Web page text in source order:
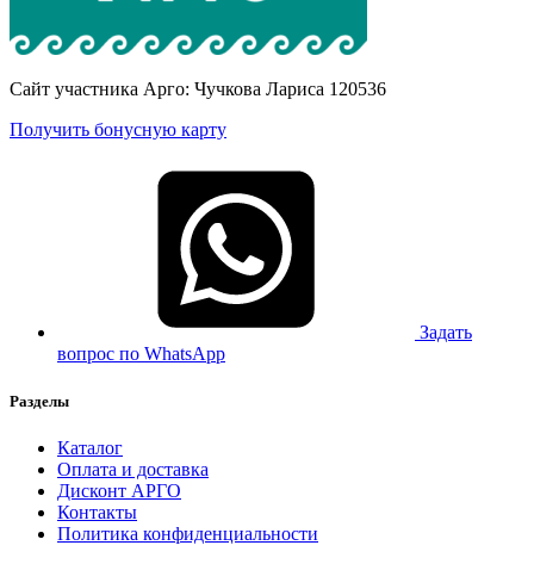
Сайт участника Арго: Чучкова Лариса 120536
Получить бонусную карту
Задать
вопрос по WhatsApp
Разделы
Каталог
Оплата и доставка
Дисконт АРГО
Контакты
Политика конфиденциальности